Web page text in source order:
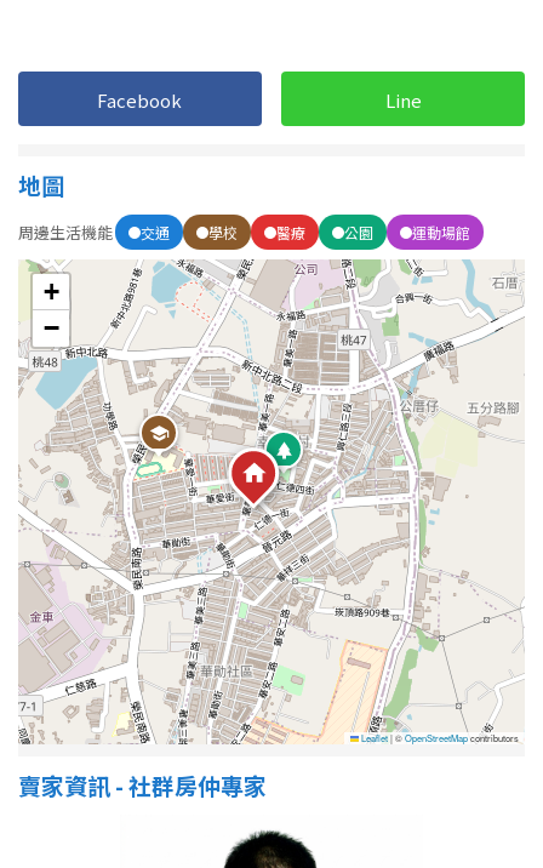
20-30 年 30-40 年
售價
Facebook Line
地圖
周邊生活機能 交通 學校 醫療 公園 運動場館
+
−
Leaflet|©OpenStreetMapcontributors
賣家資訊 - 社群房仲專家